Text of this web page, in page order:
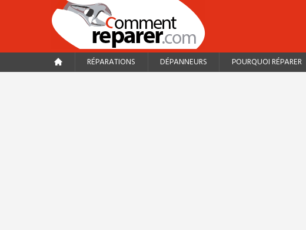
RÉPARATIONS DÉPANNEURS POURQUOI RÉPARER